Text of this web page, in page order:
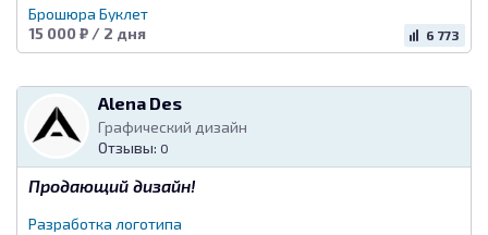
Брошюра Буклет
15 000 ₽ / 2 дня
6 773
Alena Des
Графический дизайн
Отзывы: 0
Продающий дизайн!
Разработка логотипа